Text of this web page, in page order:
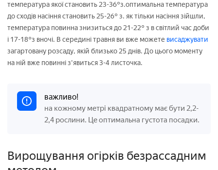
температура якої становить 23-36°з.оптимальна температура
до сходів насіння становить 25-26° з. як тільки насіння зійшли,
температура повинна знизиться до 21-22° з в світлий час доби
і 17-18°з вночі. В середині травня ви вже можете висаджувати
загартовану розсаду, якій близько 25 днів. До цього моменту
на ній вже повинні з'явиться 3-4 листочка.
важливо!
на кожному метрі квадратному має бути 2,2-
2,4 рослини. Це оптимальна густота посадки.
Вирощування огірків безрассадним